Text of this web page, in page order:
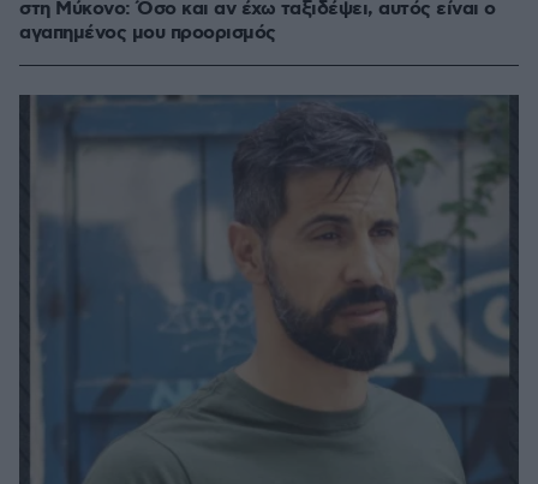
στη Μύκονο: Όσο και αν έχω ταξιδέψει, αυτός είναι ο
αγαπημένος μου προορισμός